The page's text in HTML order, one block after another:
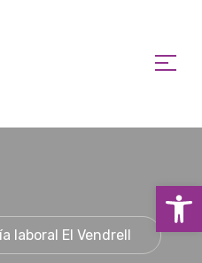
laboral El Vendrell